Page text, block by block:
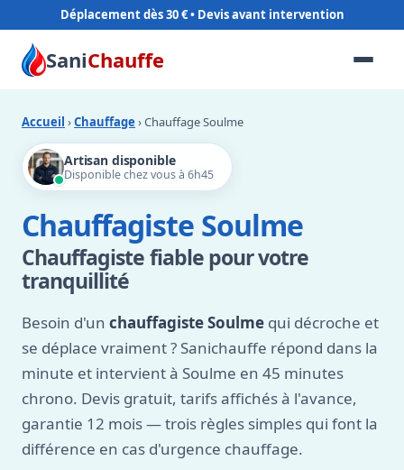
Déplacement dès 30 €
SaniChauffe
Accueil ›Chauffage › Chauffage Soulme
Artisan disponible
Disponible chez vous à 6h45
Chauffagiste Soulme
Chauffagiste fiable pour votre
tranquillité
Besoin d'un chauffagiste Soulme qui décroche et
se déplace vraiment ? Sanichauffe répond dans la
minute et intervient à Soulme en 45 minutes
chrono. Devis gratuit, tarifs affichés à l'avance,
garantie 12 mois — trois règles simples qui font la
différence en cas d'urgence chauffage.